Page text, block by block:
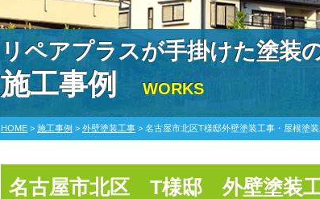
リペアプラスが手掛けた塗装
施工事例 WORKS
HOME > 施工事例 > 外壁塗装工事 > 名古屋市北区T様邸外壁塗装工事・屋根塗
名古屋市北区 T様邸 外壁塗装